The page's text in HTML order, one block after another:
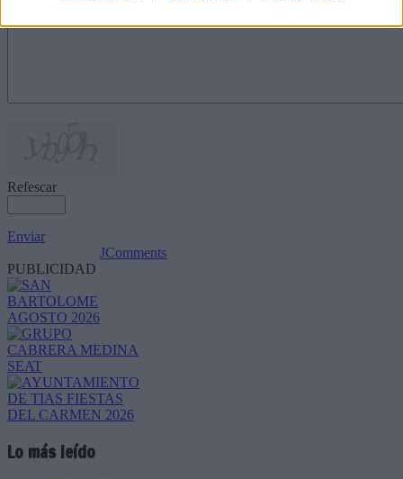
Refescar
Enviar
JComments
PUBLICIDAD
Lo más leído